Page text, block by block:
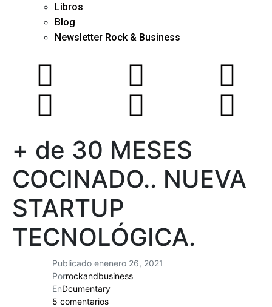
Libros
Blog
Newsletter Rock & Business
Publicado enenero 26, 2021
Porrockandbusiness
EnDcumentary
5 comentarios
+ de 30 MESES
COCINADO.. NUEVA
STARTUP
TECNOLÓGICA.